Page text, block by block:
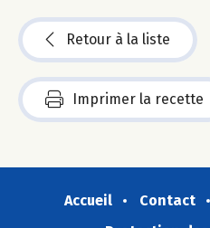
Retour à la liste
Imprimer la recette
Accueil Contact